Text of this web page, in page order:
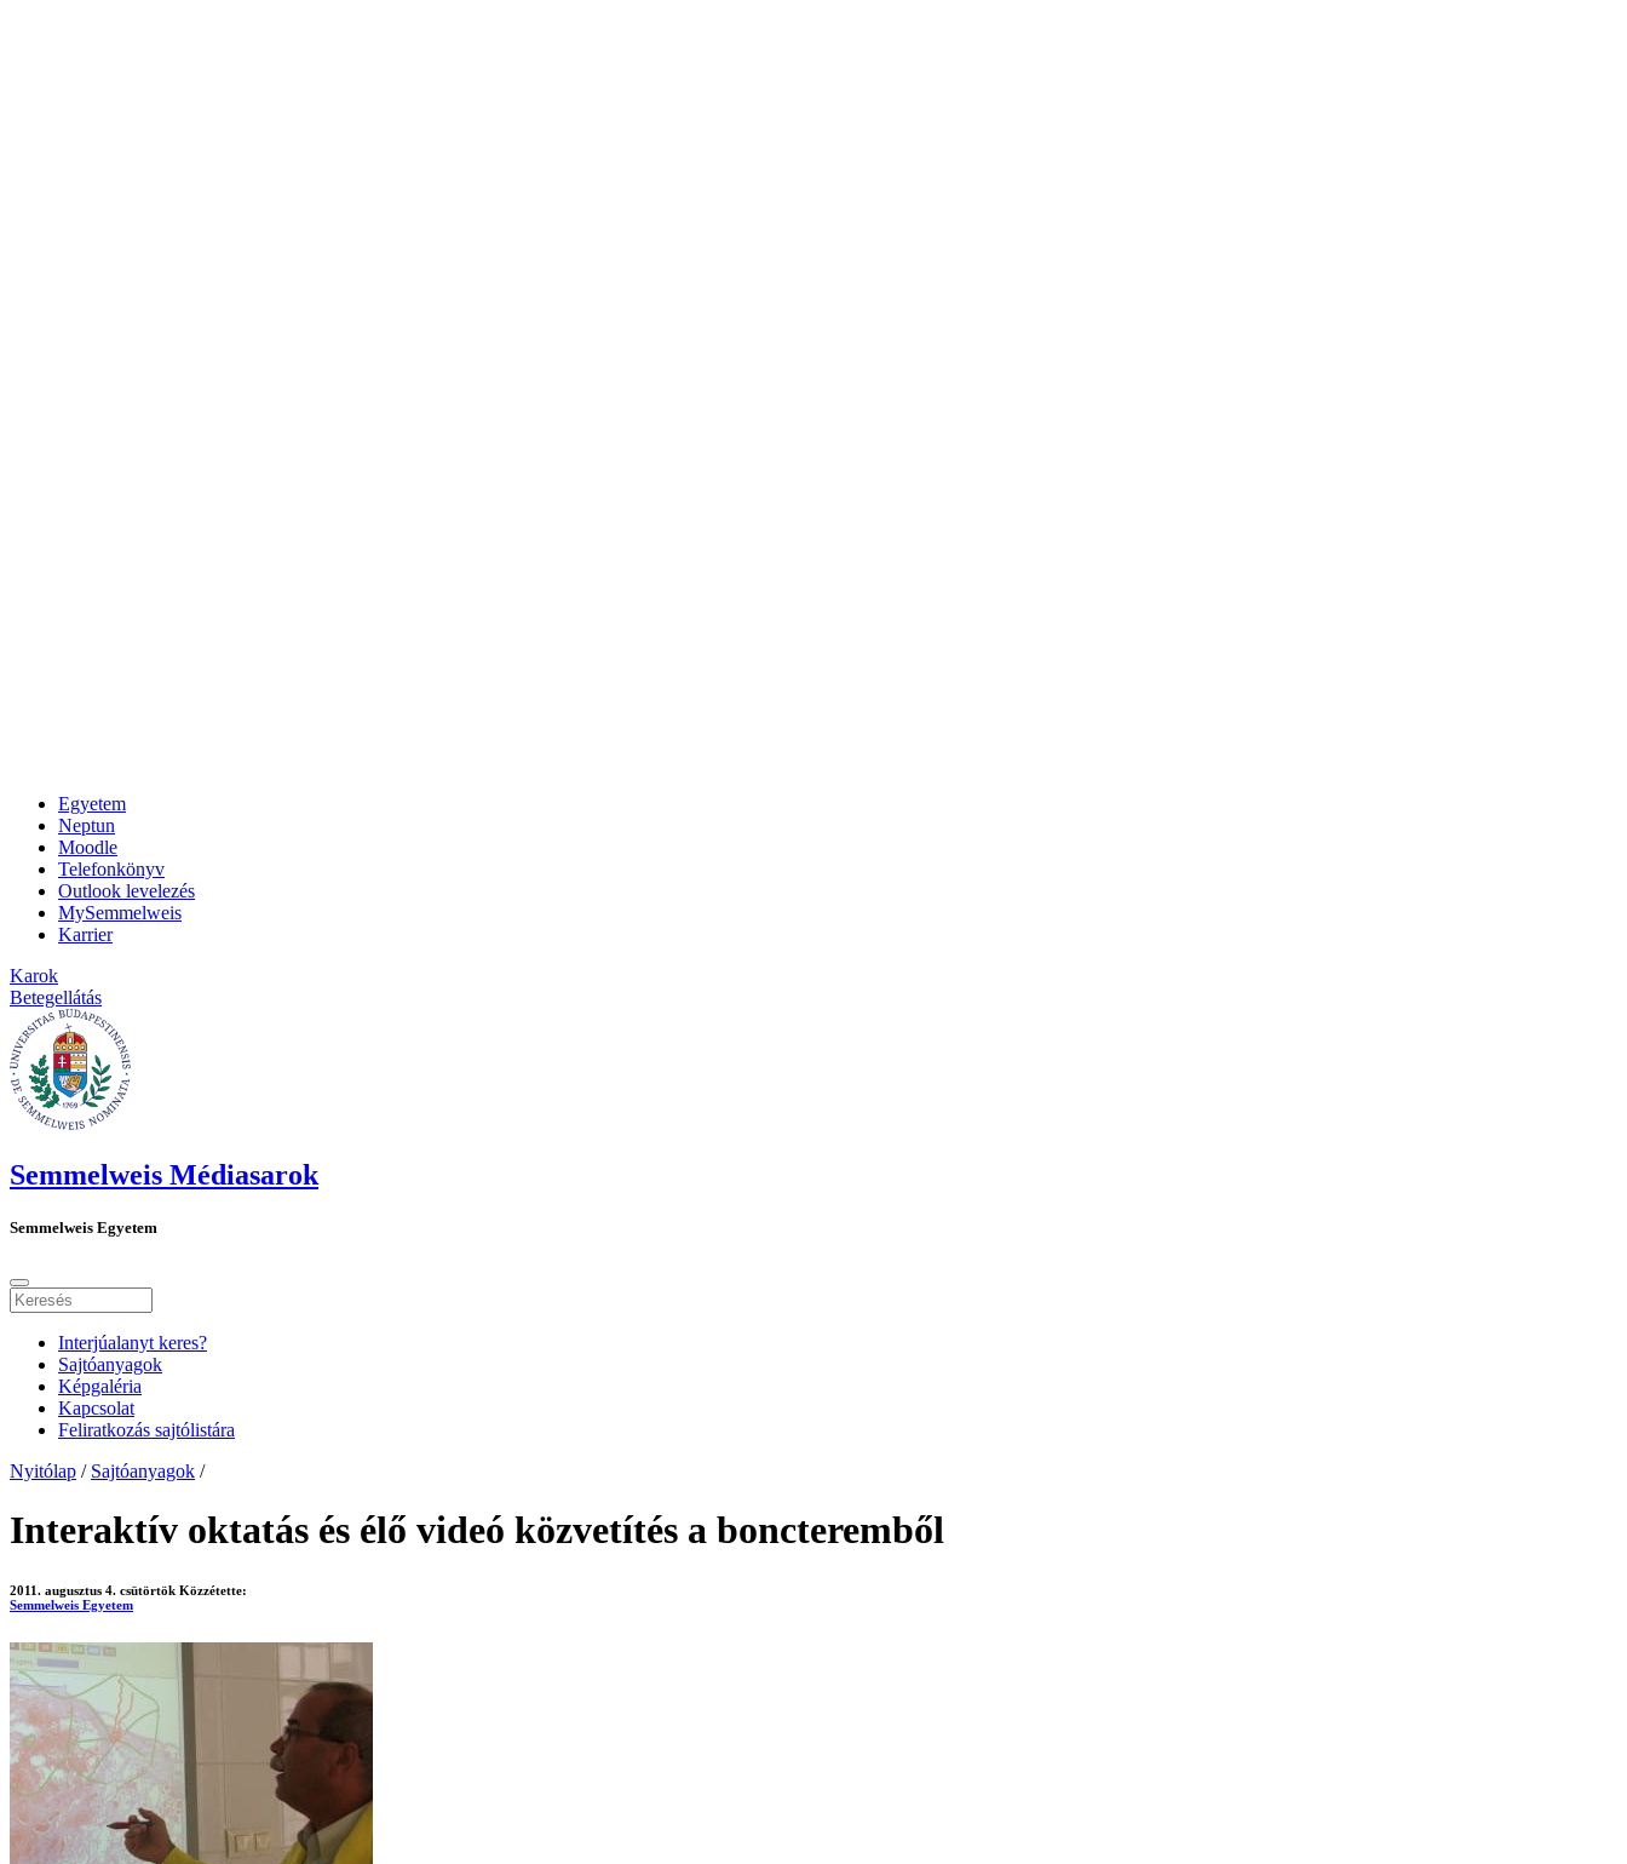
Egyetem
Neptun
Moodle
Telefonkönyv
Outlook levelezés
MySemmelweis
Karrier
Karok
Betegellátás
Semmelweis Médiasarok
Semmelweis Egyetem
Interjúalanyt keres?
Sajtóanyagok
Képgaléria
Kapcsolat
Feliratkozás sajtólistára
Nyitólap / Sajtóanyagok /
Interaktív oktatás és élő videó közvetítés a boncteremből
2011. augusztus 4. csütörtök Közzétette:
Semmelweis Egyetem